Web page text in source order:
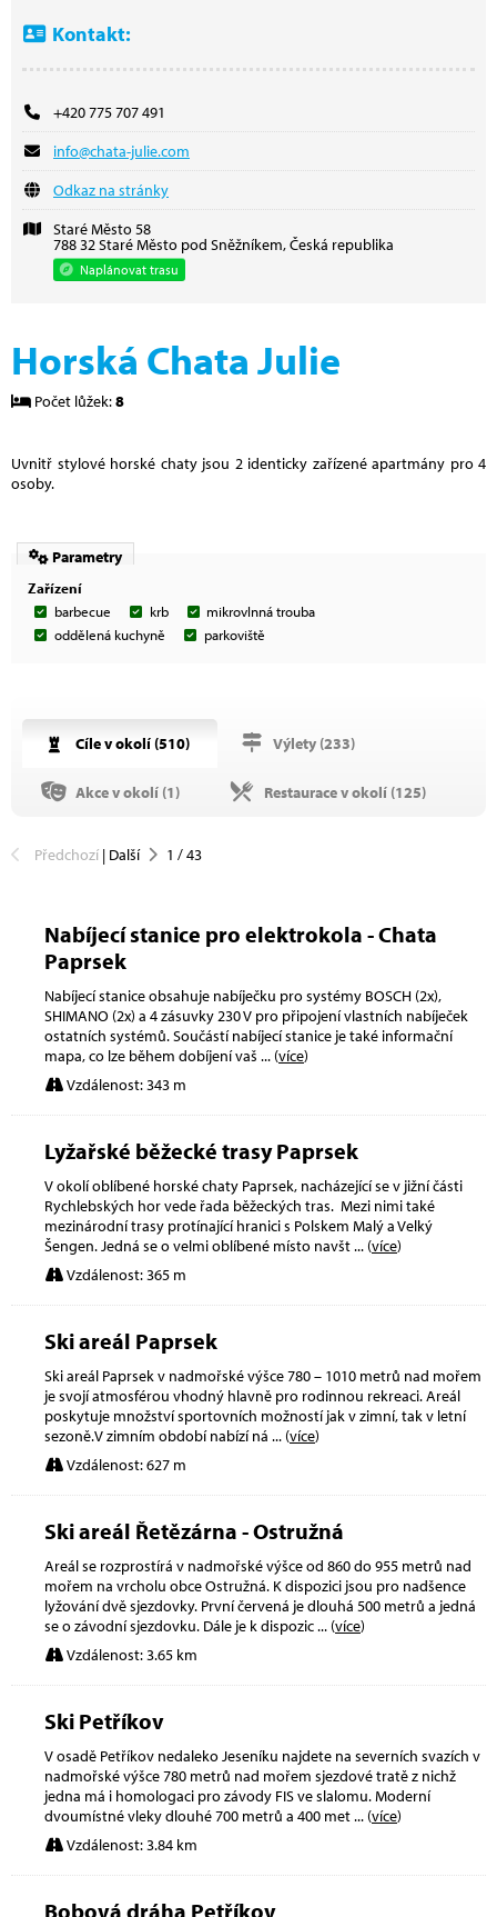
Kontakt:
+420 775 707 491
info@chata-julie.com
Odkaz na stránky
Staré Město 58
788 32 Staré Město pod Sněžníkem, Česká republika
Naplánovat trasu
Horská Chata Julie
Počet lůžek:8
Uvnitř stylové horské chaty jsou 2 identicky zařízené apartmány pro 4
osoby.
Parametry
Zařízení
barbecue
krb
mikrovlnná trouba
oddělená kuchyně
parkoviště
Cíle v okolí (510) Výlety (233)
Akce v okolí (1) Restaurace v okolí (125)
Předchozí | Další 1 /43
Nabíjecí stanice pro elektrokola - Chata
Paprsek
Nabíjecí stanice obsahuje nabíječku pro systémy BOSCH (2x),
SHIMANO (2x) a 4 zásuvky 230 V pro připojení vlastních nabíječek
ostatních systémů. Součástí nabíjecí stanice je také informační
mapa, co lze během dobíjení vaš ... (více)
Vzdálenost: 343 m
Lyžařské běžecké trasy Paprsek
V okolí oblíbené horské chaty Paprsek, nacházející se v jižní části
Rychlebských hor vede řada běžeckých tras. Mezi nimi také
mezinárodní trasy protínající hranici s Polskem Malý a Velký
Šengen. Jedná se o velmi oblíbené místo navšt... (více)
Vzdálenost: 365 m
Ski areál Paprsek
Ski areál Paprsek v nadmořské výšce 780 – 1010 metrů nad mořem
je svojí atmosférou vhodný hlavně pro rodinnou rekreaci. Areál
poskytuje množství sportovních možností jak v zimní, tak v letní
sezoně.V zimním období nabízí ná ... (více)
Vzdálenost: 627 m
Ski areál Řetězárna - Ostružná
Areál se rozprostírá v nadmořské výšce od 860 do 955 metrů nad
mořem na vrcholu obce Ostružná. K dispozici jsou pro nadšence
lyžování dvě sjezdovky. První červená je dlouhá 500 metrů a jedná
se o závodní sjezdovku. Dále je k dispozic... (více)
Vzdálenost: 3.65 km
Ski Petříkov
V osadě Petříkov nedaleko Jeseníku najdete na severních svazích v
nadmořské výšce 780 metrů nad mořem sjezdové tratě z nichž
jedna má i homologaci pro závody FIS ve slalomu. Moderní
dvoumístné vleky dlouhé 700 metrů a 400 met... (více)
Vzdálenost: 3.84 km
Bobová dráha Petříkov